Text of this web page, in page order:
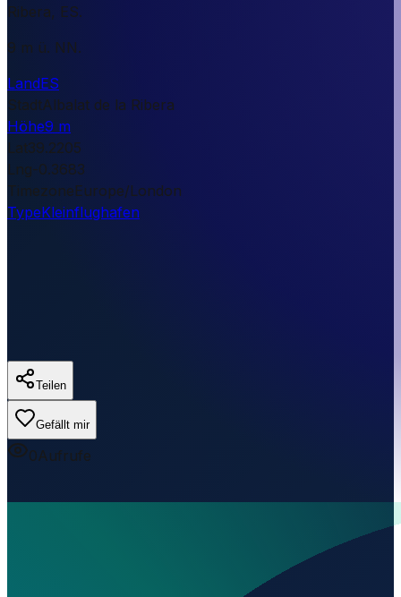
Ribera, ES.
9 m ü. NN.
LandES
StadtAlbalat de la Ribera
Höhe9 m
Lat39.2205
Lng-0.3683
TimezoneEurope/London
TypeKleinflughafen
Teilen
Gefällt mir
0Aufrufe